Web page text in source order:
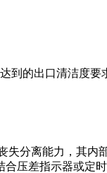
的出口清洁度要
失分离能力，其内
压差指示器或定时